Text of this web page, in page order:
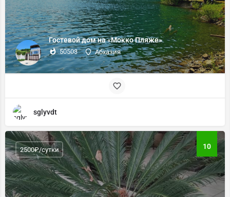
Гостевой дом на «Мокко Пляже»
50503 Абхазия
sglyvdt
10
2500₽/сутки